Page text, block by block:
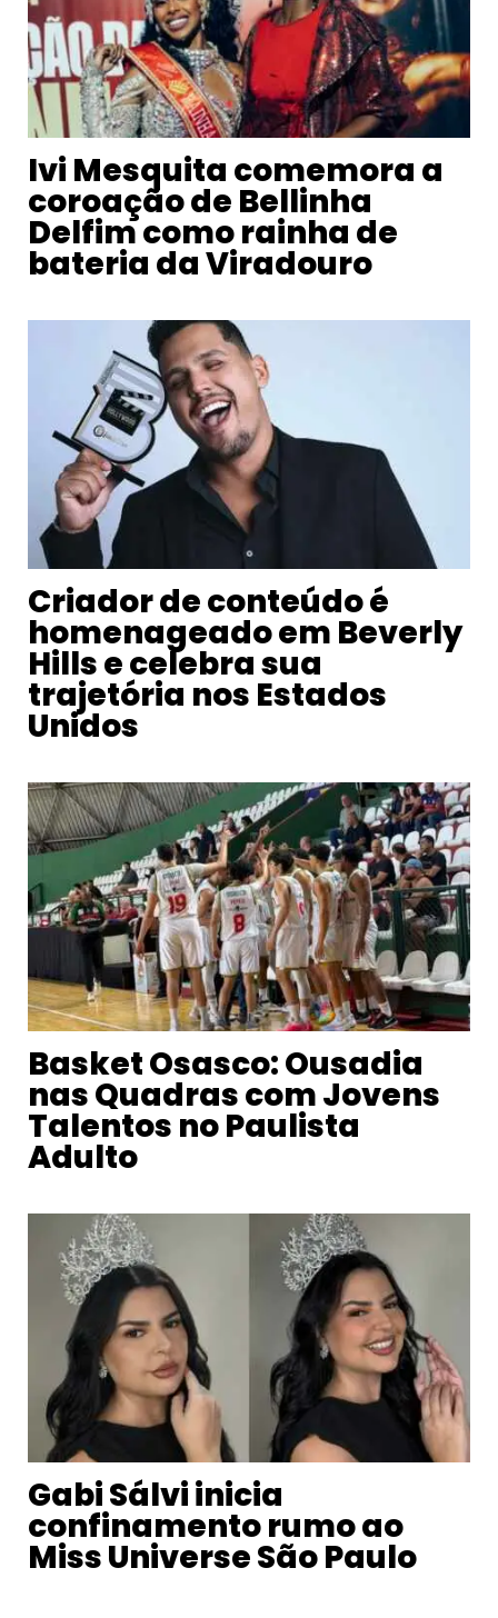
Ivi Mesquita comemora a
coroação de Bellinha
Delfim como rainha de
bateria da Viradouro
Criador de conteúdo é
homenageado em Beverly
Hills e celebra sua
trajetória nos Estados
Unidos
Basket Osasco: Ousadia
nas Quadras com Jovens
Talentos no Paulista
Adulto
Gabi Sálvi inicia
confinamento rumo ao
Miss Universe São Paulo